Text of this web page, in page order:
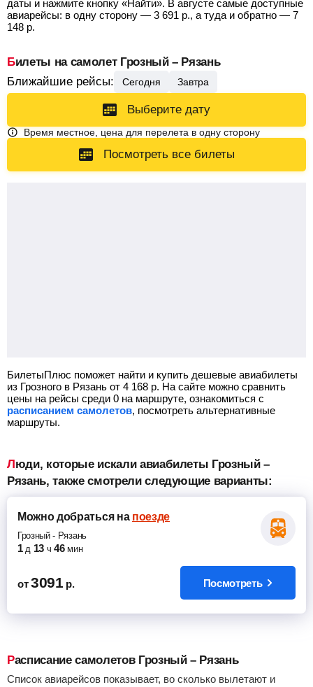
даты и нажмите кнопку «Найти». В августе самые доступные
авиарейсы: в одну сторону — 3 691 р., а туда и обратно — 7
148 р.
Билеты на самолет Грозный – Рязань
Ближайшие рейсы:
Сегодня Завтра
Выберите дату
Время местное, цена для перелета в одну сторону
Посмотреть все билеты
БилетыПлюс поможет найти и купить дешевые авиабилеты
из Грозного в Рязань от 4 168 р. На сайте можно сравнить
цены на рейсы среди 0 на маршруте, ознакомиться с
расписанием самолетов, посмотреть альтернативные
маршруты.
Люди, которые искали авиабилеты Грозный –
Рязань, также смотрели следующие варианты:
Можно добратьсяна поезде
Грозный- Рязань
1 д 13 ч 46 мин
от 3091 р. Посмотреть
Расписание самолетов Грозный – Рязань
Список авиарейсов показывает, во сколько вылетают и